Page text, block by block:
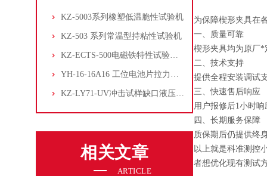
KZ-5003系列橡塑低温脆性试验机
KZ-503 系列常温型持粘性试验机
KZ-ECTS-500电磁铁特性试验系统
YH-16-16A16 工位电池片拉力试验机
KZ-LY71-UV冲击试样缺口液压拉床
相关文章
ARTICLE
为保障楔形夹具在
一、质量可靠
楔形夹具均为原厂*
二、技术支持
提供全程安装调试
三、快速售后响应
用户报修后1小时
四、长期服务保障
质保期后仍提供终
以上就是科准测控
者想优化现有测试